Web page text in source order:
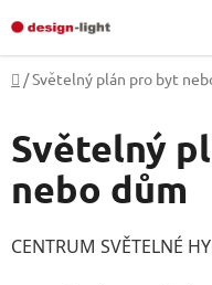
na
obsah
Domů
/Světelný plán pro byt
Světelný
nebo dům
CENTRUM SVĚTELNÉ